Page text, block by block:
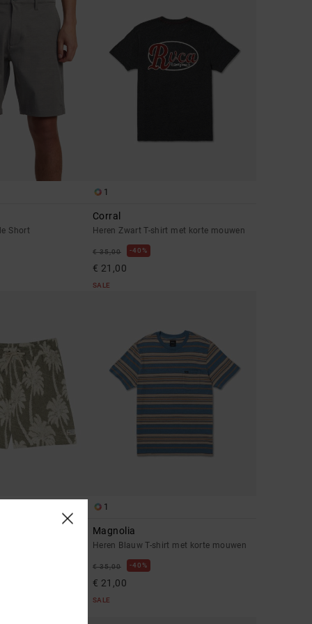
Short
1
Corral
Heren Zwart T-shirt met korte mouwen
€ 35,00 40%
€ 21,00
SALE
1
Magnolia
Heren Blauw T-shirt met korte mouwen
€ 35,00 40%
€ 21,00
SALE